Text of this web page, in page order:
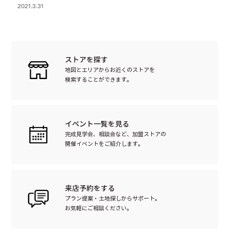
2021.3.31
ストアを探す
地図とエリアからお近くのストアを
検索することができます。
イベント一覧を見る
完成見学会、相談会など、加盟ストアの
開催イベントをご紹介します。
来店予約をする
プラン提案・土地探しからサポート。
お気軽にご相談ください。